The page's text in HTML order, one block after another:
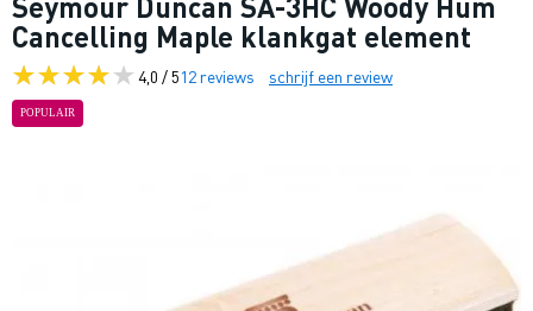
Cancelling Maple klankgat element
4,0 / 512 reviews schrijf een review
POPULAIR